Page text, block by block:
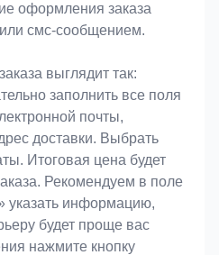
оформления заказа
смс-сообщением.
выглядит так:
заполнить все поля
почты,
доставки. Выбрать
Итоговая цена будет
Рекомендуем в поле
указать информацию,
будет проще вас
нажмите кнопку